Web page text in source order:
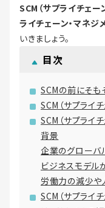
SCM（サプライチェー
ライチェーン・マネジ
いきましょう。
目次
SCMの前にそも
SCM（サプライ
SCM（サプライ
背景
企業のグローバ
ビジネスモデル
労働力の減少や
SCM（サプライ